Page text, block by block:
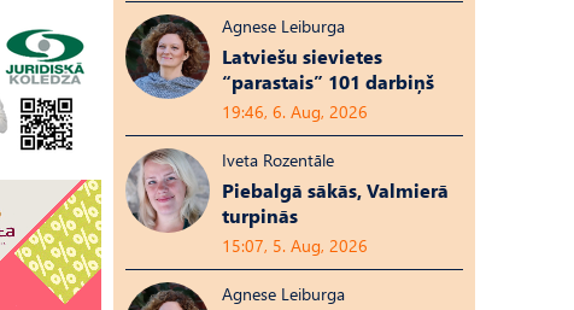
Agnese Leiburga
Latviešu sievietes
“parastais” 101 darbiņš
19:46, 6. Aug, 2026
Iveta Rozentāle
Piebalgā sākās, Valmierā
turpinās
15:07, 5. Aug, 2026
Agnese Leiburga